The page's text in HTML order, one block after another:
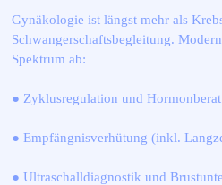
Gynäkologie ist längst mehr als
Schwangerschaftsbegleitung.
Spektrum ab:
● Zyklusregulation und
● Empfängnisverhütung (inkl.
● Ultraschalldiagnostik und